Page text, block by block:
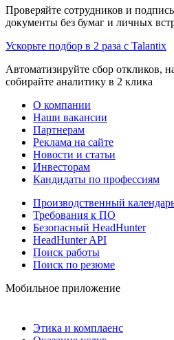
Проверяйте сотрудников и
документы без бумаг и личных
Ускорьте подбор в 2 раза с Talantix
Автоматизируйте сбор откликов,
собирайте аналитику в 2 клика
О компании
Наши вакансии
Партнерам
Реклама на сайте
Новости и статьи
Инвесторам
Кандидаты по профессиям
Производственный
Требования к ПО
Безопасный HeadHunter
HeadHunter API
Поиск работы
Поиск по резюме
Мобильное приложение
Этика и комплаенс